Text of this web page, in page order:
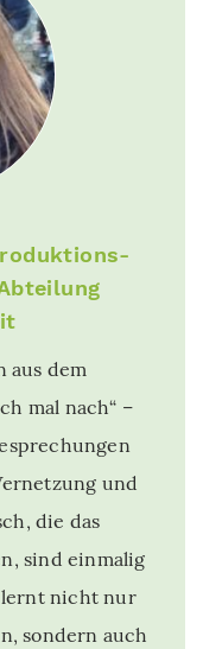
aus dem
mal nach“ –
und
die das
sind einmalig
lernt nicht nur
sondern auch